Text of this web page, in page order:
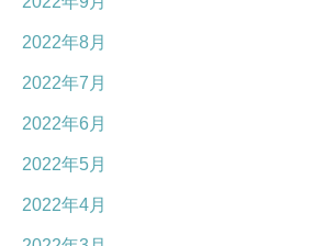
2022年8月
2022年7月
2022年6月
2022年5月
2022年4月